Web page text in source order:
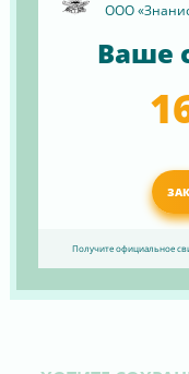
ООО
Ваше
Получите официальное